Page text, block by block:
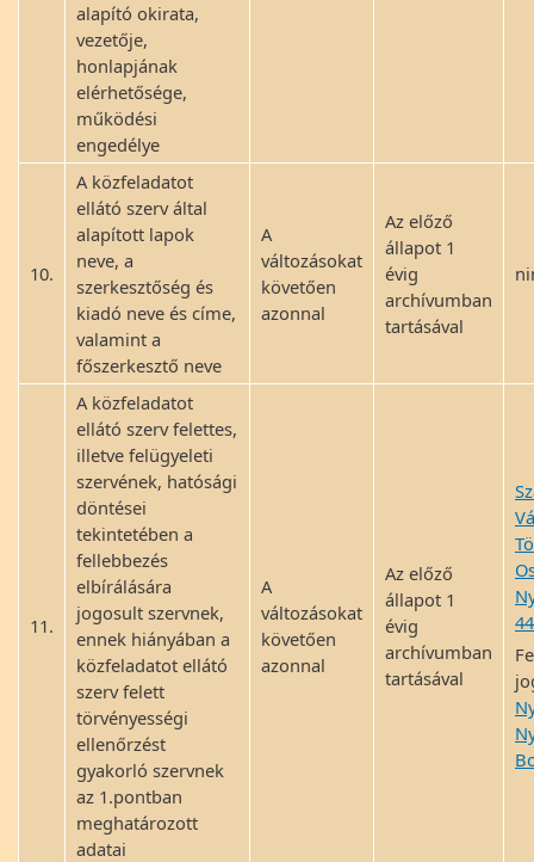
alapító okirata,
vezetője,
honlapjának
elérhetősége,
működési
engedélye
10.
A közfeladatot
ellátó szerv által
alapított lapok
neve, a
szerkesztőség és
kiadó neve és címe,
valamint a
főszerkesztő neve
A
változásokat
követően
azonnal
Az előző
állapot 1
évig
archívumban
tartásával
11.
A közfeladatot
ellátó szerv felettes,
illetve felügyeleti
szervének, hatósági
döntései
tekintetében a
fellebbezés
elbírálására
jogosult szervnek,
ennek hiányában a
közfeladatot ellátó
szerv felett
törvényességi
ellenőrzést
gyakorló szervnek
az 1.pontban
meghatározott
adatai
A
változásokat
követően
azonnal
Az előző
állapot 1
évig
archívumban
tartásával